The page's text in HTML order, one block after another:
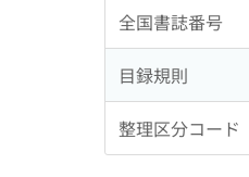
全国書誌番号
目録規則
整理区分コード